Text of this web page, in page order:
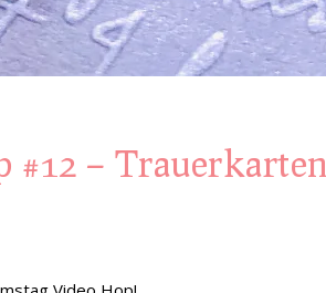
#12 – Trauerkarten